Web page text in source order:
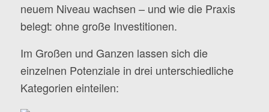
neuem Niveau wachsen – und wie die Praxis
belegt: ohne große Investitionen.
Im Großen und Ganzen lassen sich die
einzelnen Potenziale in drei unterschiedliche
Kategorien einteilen: